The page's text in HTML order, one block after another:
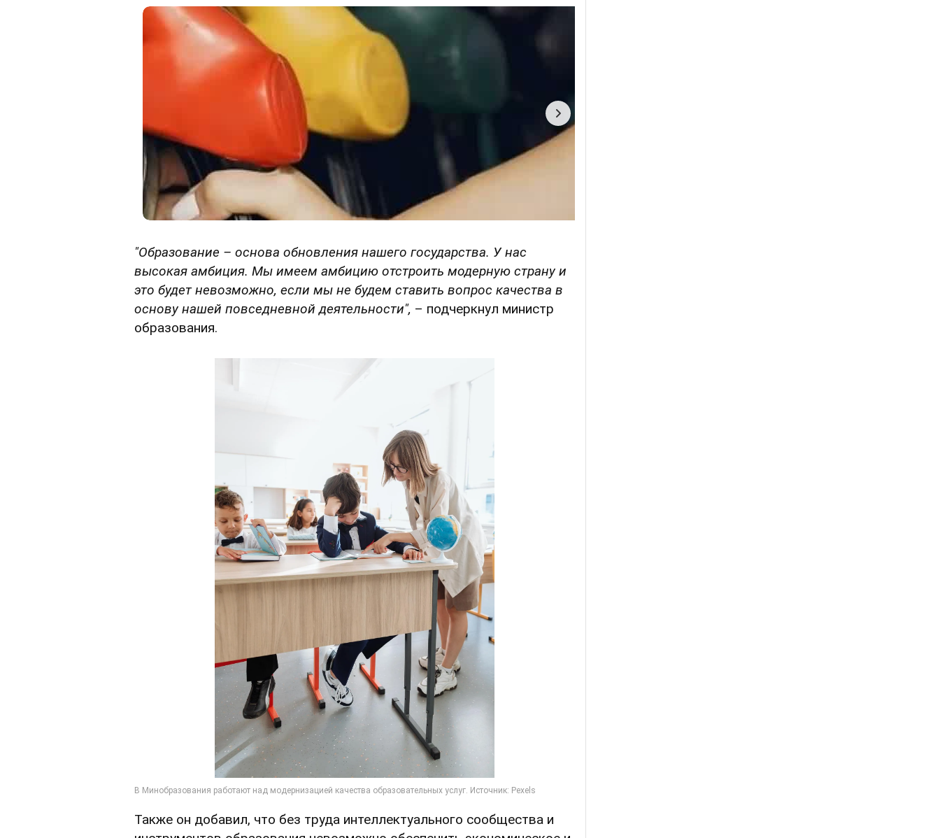
"Образование – основа обновления нашего государства. У нас
высокая амбиция. Мы имеем амбицию отстроить модерную страну и
это будет невозможно, если мы не будем ставить вопрос качества в
основу нашей повседневной деятельности", – подчеркнул министр
образования.
Также он добавил, что без труда интеллектуального сообщества и